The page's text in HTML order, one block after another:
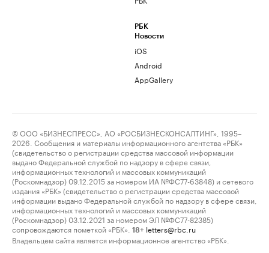
РБК
Новости
iOS
Android
AppGallery
© ООО «БИЗНЕСПРЕСС», АО «РОСБИЗНЕСКОНСАЛТИНГ», 1995–
2026. Сообщения и материалы информационного агентства «РБК»
(свидетельство о регистрации средства массовой информации
выдано Федеральной службой по надзору в сфере связи,
информационных технологий и массовых коммуникаций
(Роскомнадзор) 09.12.2015 за номером ИА №ФС77-63848) и сетевого
издания «РБК» (свидетельство о регистрации средства массовой
информации выдано Федеральной службой по надзору в сфере связи,
информационных технологий и массовых коммуникаций
(Роскомнадзор) 03.12.2021 за номером ЭЛ №ФС77-82385)
сопровождаются пометкой «РБК».
18+ letters@rbc.ru
Владельцем сайта является информационное агентство «РБК».